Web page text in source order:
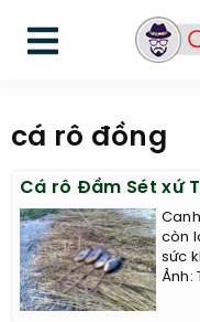
cá rô đồng
Cá rô Đầm Sét xứ
còn
sức
Ảnh: